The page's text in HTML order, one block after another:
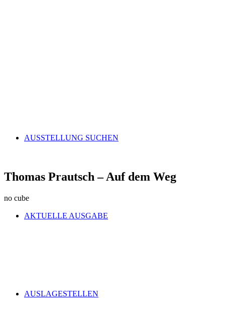
AUSSTELLUNG SUCHEN
AKTUELLE AUSGABE
AUSLAGESTELLEN
Thomas Prautsch – Auf dem Weg
no cube